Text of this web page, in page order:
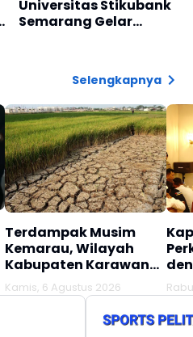
Universitas Stikubank
Semarang Gelar
Selengkapnya
Terdampak Musim
Kemarau, Wilayah
Kabupaten Karawang
Kekeringan Makin
Meluas
Kamis, 6 Agustus 2026